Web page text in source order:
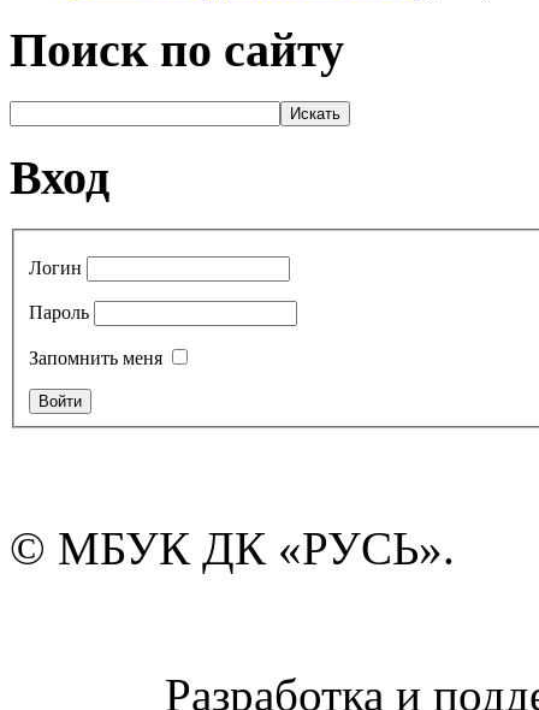
Поиск по сайту
Вход
Логин
Пароль
Запомнить меня
© МБУК ДК «РУСЬ».
Разработка и